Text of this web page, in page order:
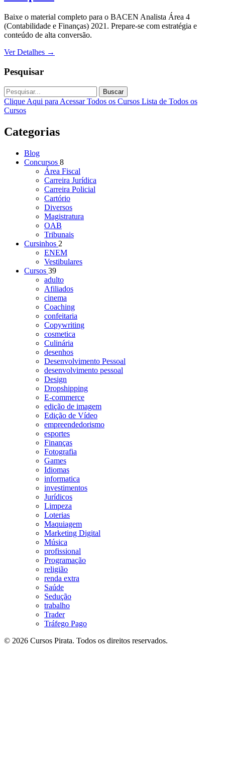
Baixe o material completo para o BACEN Analista Área 4
(Contabilidade e Finanças) 2021. Prepare-se com estratégia e
conteúdo de alta conversão.
Ver Detalhes →
Pesquisar
Buscar
Clique Aqui para Acessar Todos os Cursos Lista de Todos os
Cursos
Categorias
Blog
Concursos 8
Área Fiscal
Carreira Jurídica
Carreira Policial
Cartório
Diversos
Magistratura
OAB
Tribunais
Cursinhos 2
ENEM
Vestibulares
Cursos 39
adulto
Afiliados
cinema
Coaching
confeitaria
Copywriting
cosmetica
Culinária
desenhos
Desenvolvimento Pessoal
desenvolvimento pessoal
Design
Dropshipping
E-commerce
edição de imagem
Edição de Vídeo
empreendedorismo
esportes
Finanças
Fotografia
Games
Idiomas
informatica
investimentos
Jurídicos
Limpeza
Loterias
Maquiagem
Marketing Digital
Música
profissional
Programação
religião
renda extra
Saúde
Sedução
trabalho
Trader
Tráfego Pago
© 2026 Cursos Pirata. Todos os direitos reservados.